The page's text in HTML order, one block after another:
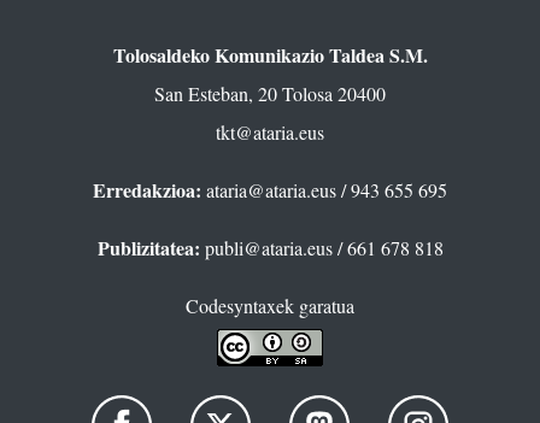
Tolosaldeko Komunikazio Taldea S.M.
San Esteban, 20 Tolosa 20400
tkt@ataria.eus
Erredakzioa: ataria@ataria.eus/ 943 655 695
Publizitatea: publi@ataria.eus/ 661 678 818
Codesyntaxek garatua